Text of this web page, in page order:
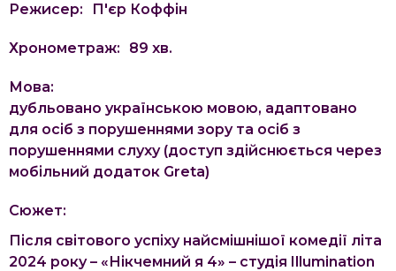
Режисер: П'єр Коффін
Хронометраж: 89 хв.
Мова:
дубльовано українською мовою, адаптовано
для осіб з порушеннями зору та осіб з
порушеннями слуху (доступ здійснюється через
мобільний додаток Greta)
Сюжет:
Після світового успіху найсмішнішої комедії літа
2024 року – «Нікчемний я 4» – студія Illumination